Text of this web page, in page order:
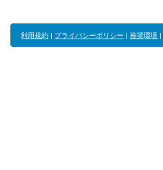
利用規約 | プライバシーポリシー | 推奨環境 |